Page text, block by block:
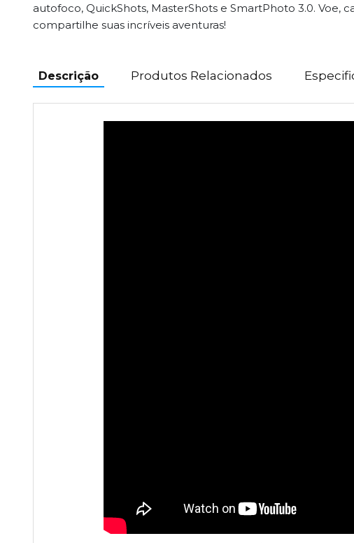
autofoco, QuickShots, MasterShots e SmartPhoto 3.0. Voe,
compartilhe suas incríveis aventuras!
Descrição Produtos Relacionados